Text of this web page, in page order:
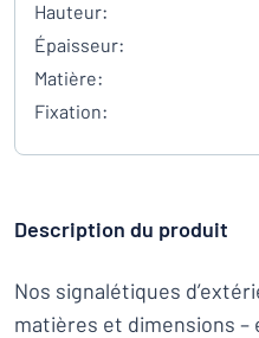
Hauteur:
Épaisseur:
Matière:
Fixation:
Description du produit
Nos signalétiques
matières et dimensions –